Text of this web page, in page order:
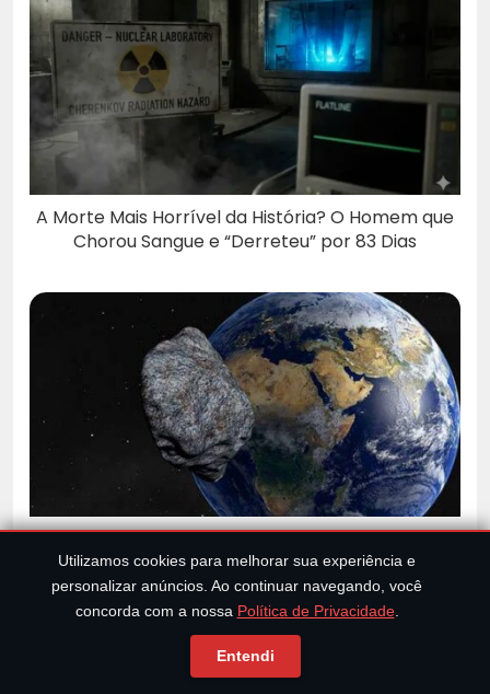
A Morte Mais Horrível da História? O Homem que
Chorou Sangue e “Derreteu” por 83 Dias
NASA realiza exercícios “apocalípticos” em caso
de um possível impacto de asteroides contra a
Terra
Utilizamos cookies para melhorar sua experiência e
personalizar anúncios. Ao continuar navegando, você
concorda com a nossa Política de Privacidade.
Entendi